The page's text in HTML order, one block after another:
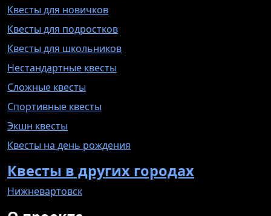
Квесты для новичков
Квесты для подростков
Квесты для школьников
Нестандартные квесты
Сложные квесты
Спортивные квесты
Экшн квесты
Квесты на день рождения
Квесты в других городах
Нижневартовск